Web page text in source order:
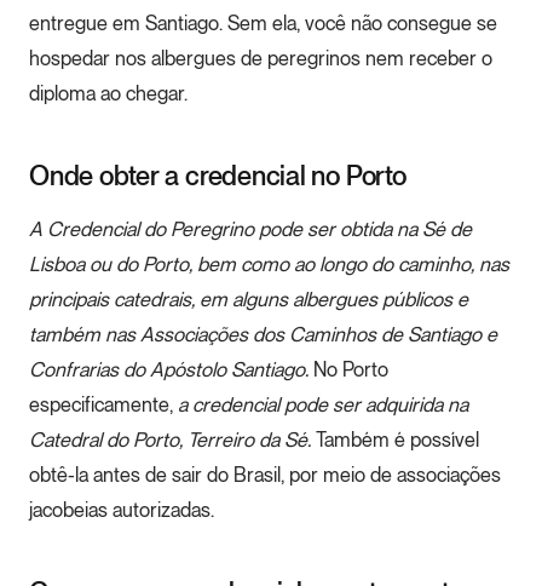
entregue em Santiago. Sem ela, você não consegue se
hospedar nos albergues de peregrinos nem receber o
diploma ao chegar.
Onde obter a credencial no Porto
A Credencial do Peregrino pode ser obtida na Sé de
Lisboa ou do Porto, bem como ao longo do caminho, nas
principais catedrais, em alguns albergues públicos e
também nas Associações dos Caminhos de Santiago e
Confrarias do Apóstolo Santiago. No Porto
especificamente, a credencial pode ser adquirida na
Catedral do Porto, Terreiro da Sé. Também é possível
obtê-la antes de sair do Brasil, por meio de associações
jacobeias autorizadas.